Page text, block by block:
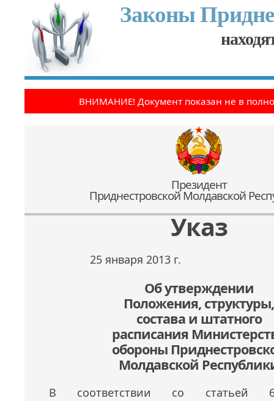
Законы
ВНИМАНИЕ! Документ показан не в
Президент
Приднестровской Молдавской
Указ
25 января 2013 г.
Об утверждении
Положения, структуры,
состава и штатного
расписания
обороны
Молдавской
В соответствии со статьей